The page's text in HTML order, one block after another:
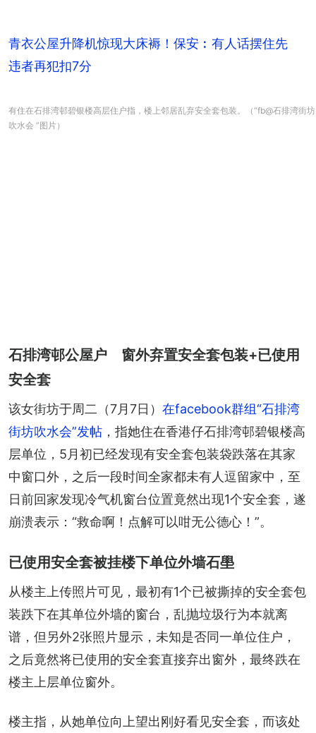
青衣公屋升降机惊现大床褥！保安︰有人话摆住先
违者再犯扣7分
有住在石排湾邨碧银楼高层住户指，楼上邻居乱弃安全套包装。（“fb@石排湾街坊
吹水会 ”图片）
石排湾邨公屋户 窗外弃置安全套包装+已使用
安全套
该女街坊于周二（7月7日） 在facebook群组“石排湾
街坊吹水会”发帖 ，指她住在香港仔石排湾邨碧银楼高
层单位，5月初已经发现有安全套包装袋跌落在其家
中窗口外，之后一段时间全家都未有人逗留家中，至
日前回家发现冷气机窗台位置竟然出现1个安全套，遂
崩溃表示：“救命啊！点解可以咁无公德心！”。
已使用安全套被挂楼下单位外墙石壆
从楼主上传照片可见，最初有1个已被撕掉的安全套包
装跌下在其单位外墙的窗台，乱抛垃圾行为本就离
谱，但另外2张照片显示，未知是否同一单位住户，
之后竟然将已使用的安全套直接弃出窗外，最终跌在
楼主上层单位窗外。
楼主指，从她单位向上望出刚好看见安全套，而该处